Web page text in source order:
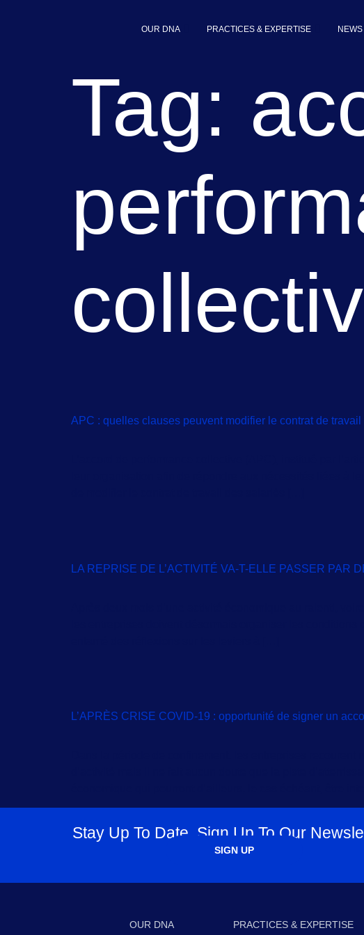
OUR DNA PRACTICES & EXPERTISE NEWS
Tag:
APC : quelles clauses peuvent modifier le contrat de travail
LA REPRISE DE L’ACTIVITÉ VA-T-ELLE PASSER PAR
L’APRÈS CRISE COVID-19 : opportunité de signer un
Stay Up To Date, Sign Up To Our
SIGN UP
OUR DNA PRACTICES & EXPERTISE